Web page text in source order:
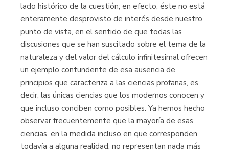
lado histórico de la cuestión; en efecto, éste no está
enteramente desprovisto de interés desde nuestro
punto de vista, en el sentido de que todas las
discusiones que se han suscitado sobre el tema de la
naturaleza y del valor del cálculo infinitesimal ofrecen
un ejemplo contundente de esa ausencia de
principios que caracteriza a las ciencias profanas, es
decir, las únicas ciencias que los modernos conocen y
que incluso conciben como posibles. Ya hemos hecho
observar frecuentemente que la mayoría de esas
ciencias, en la medida incluso en que corresponden
todavía a alguna realidad, no representan nada más